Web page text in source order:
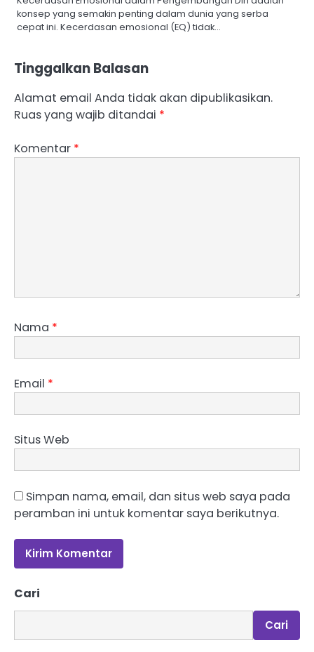
konsep yang semakin penting dalam dunia yang serba
cepat ini. Kecerdasan emosional (EQ) tidak…
Tinggalkan Balasan
Alamat email Anda tidak akan dipublikasikan.
Ruas yang wajib ditandai *
Komentar *
Nama *
Email *
Situs Web
Simpan nama, email, dan situs web saya pada
peramban ini untuk komentar saya berikutnya.
Cari
Cari